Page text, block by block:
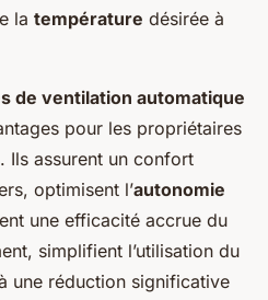
la température désirée à
de ventilation automatique
pour les propriétaires
. Ils assurent un confort
optimisent l’autonomie
une efficacité accrue du
, simplifient l’utilisation du
une réduction significative